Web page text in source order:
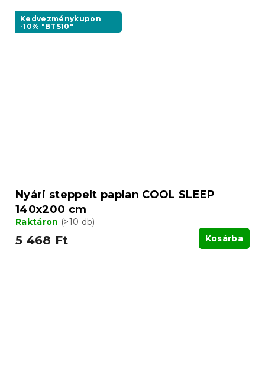
Kedvezménykupon
-10% "BTS10"
Nyári steppelt paplan COOL SLEEP
140x200 cm
Raktáron (>10 db)
5 468 Ft Kosárba